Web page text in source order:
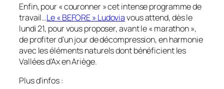
Enfin, pour «couronner» cet intense programme de
travail…Le «BEFORE» Ludoviavous attend, dès le
lundi 21, pour vous proposer, avant le « marathon »,
de profiter d’un jour de décompression, en harmonie
avec les éléments naturels dont bénéficient les
Vallées d’Ax en Ariège.
Plus d’infos :